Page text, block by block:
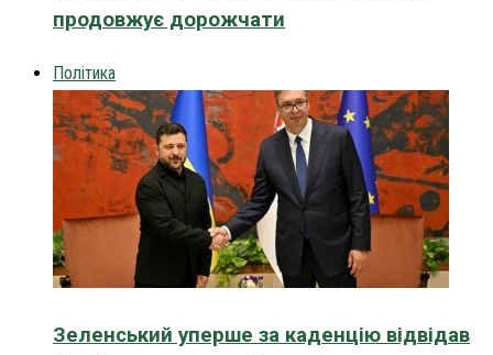
продовжує дорожчати
Політика
Зеленський уперше за каденцію відвідав